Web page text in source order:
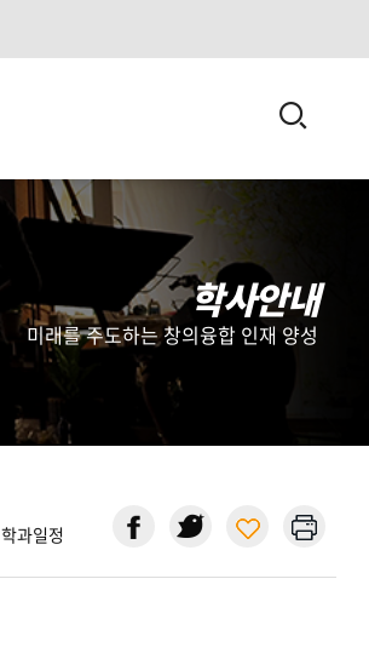
검
학사안내
미래를 주도하는 창의융합 인재 양성
학과일정